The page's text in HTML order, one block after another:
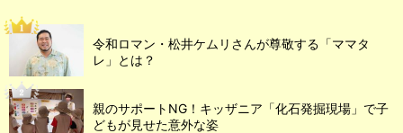
令和ロマン・松井ケムリさんが尊敬する「ママタ
レ」とは？
親のサポートNG！キッザニア「化石発掘現場」で子
どもが見せた意外な姿